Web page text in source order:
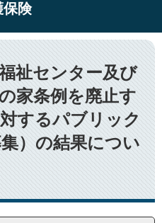
保険
祉センター及び
家条例を廃止す
するパブリック
）の結果につい